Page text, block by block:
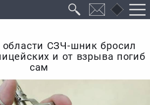
области СЗЧ-шник бросил
и от взрыва погиб
сам